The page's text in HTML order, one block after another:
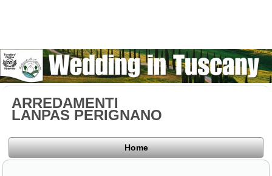
ARREDAMENTI
LANPAS PERIGNANO
Home